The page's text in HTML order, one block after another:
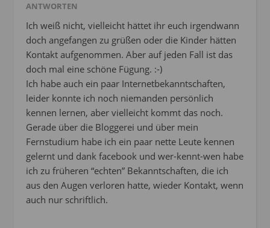
ANTWORTEN
Ich weiß nicht, vielleicht hättet ihr euch irgendwann
doch angefangen zu grüßen oder die Kinder hätten
Kontakt aufgenommen. Aber auf jeden Fall ist das
doch mal eine schöne Fügung. :-)
Ich habe auch ein paar Internetbekanntschaften,
leider konnte ich noch niemanden persönlich
kennen lernen, aber vielleicht kommt das noch.
Gerade über die Bloggerei und über mein
Fernstudium habe ich ein paar nette Leute kennen
gelernt und dank facebook und wer-kennt-wen habe
ich zu früheren “echten” Bekanntschaften, die ich
aus den Augen verloren hatte, wieder Kontakt, wenn
auch nur schriftlich.